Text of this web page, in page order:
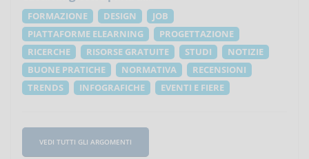
FORMAZIONE DESIGN
JOB
PIATTAFORME ELEARNING
PROGETTAZIONE
RICERCHE
RISORSE GRATUITE STUDI
NOTIZIE
BUONE PRATICHE
NORMATIVA
RECENSIONI
TRENDS
INFOGRAFICHE EVENTI E FIERE
VEDI TUTTI GLI ARGOMENTI